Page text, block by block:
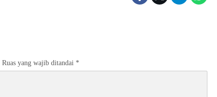
Ruas yang wajib ditandai *